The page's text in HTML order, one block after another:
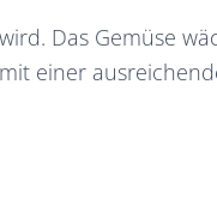
Das Gemüse
einer